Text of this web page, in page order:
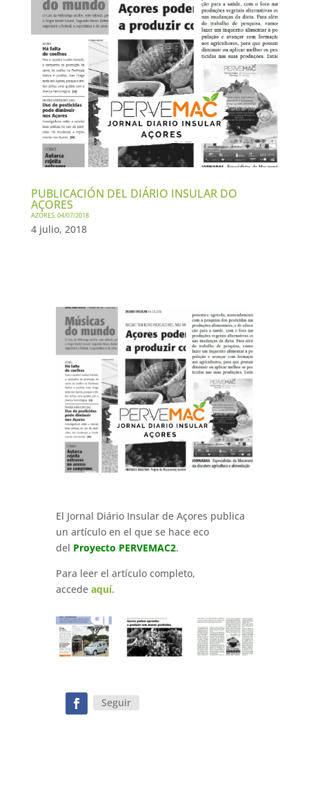
PUBLICACIÓN DEL DIÁRIO INSULAR DO
AÇORES
AZORES. 04/07/2018
4 julio, 2018
El Jornal Diário Insular de Açores publica
un artículo en el que se hace eco
del Proyecto PERVEMAC2.
Para leer el artículo completo,
accede aquí.
Seguir